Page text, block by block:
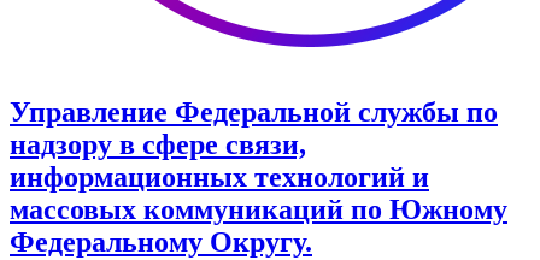
Управление Федеральной службы по
надзору в сфере связи,
информационных технологий и
массовых коммуникаций по Южному
Федеральному Округу.